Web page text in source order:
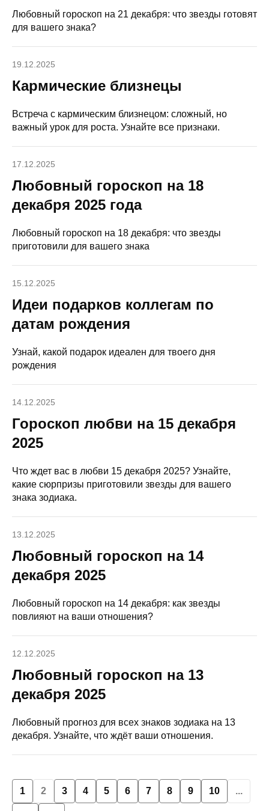
Любовный гороскоп на 21 декабря: что звезды готовят
для вашего знака?
19.12.2025
Кармические близнецы
Встреча с кармическим близнецом: сложный, но
важный урок для роста. Узнайте все признаки.
17.12.2025
Любовный гороскоп на 18
декабря 2025 года
Любовный гороскоп на 18 декабря: что звезды
приготовили для вашего знака
15.12.2025
Идеи подарков коллегам по
датам рождения
Узнай, какой подарок идеален для твоего дня
рождения
14.12.2025
Гороскоп любви на 15 декабря
2025
Что ждет вас в любви 15 декабря 2025? Узнайте,
какие сюрпризы приготовили звезды для вашего
знака зодиака.
13.12.2025
Любовный гороскоп на 14
декабря 2025
Любовный гороскоп на 14 декабря: как звезды
повлияют на ваши отношения?
12.12.2025
Любовный гороскоп на 13
декабря 2025
Любовный прогноз для всех знаков зодиака на 13
декабря. Узнайте, что ждёт ваши отношения.
1 2 3 4 5 6 7 8 9 10 ...